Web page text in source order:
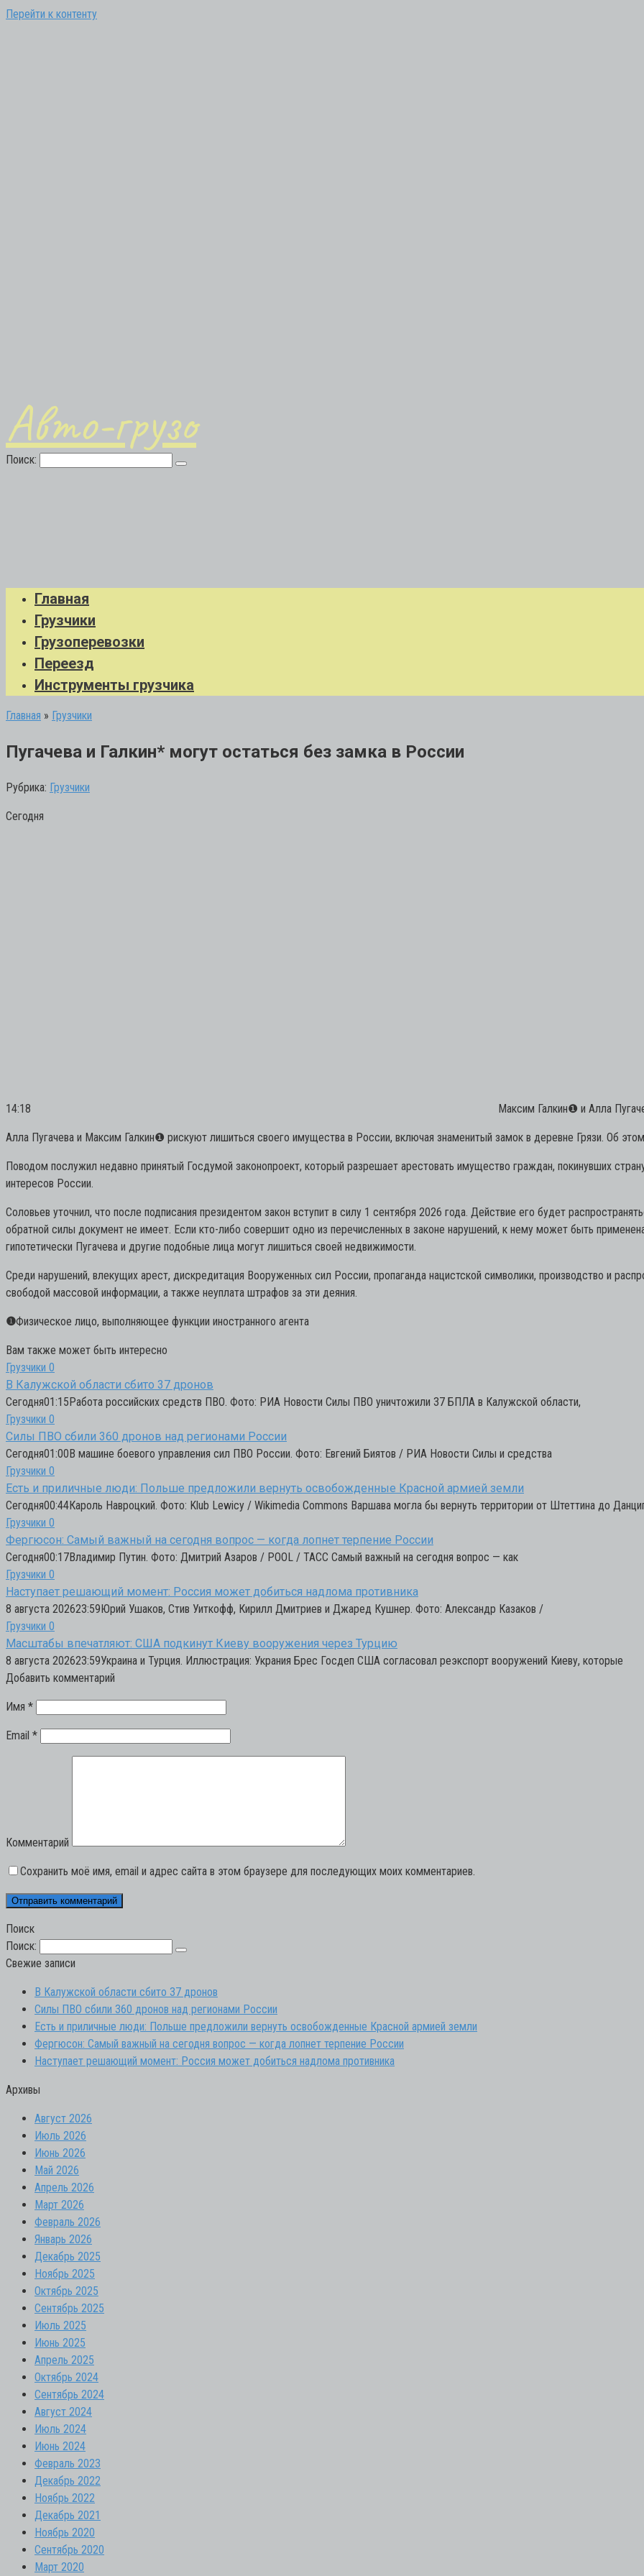
Перейти к контенту
Авто-грузо
Поиск:
Главная
Грузчики
Грузоперевозки
Переезд
Инструменты грузчика
Главная » Грузчики
Пугачева и Галкин* могут остаться без замка в России
Рубрика: Грузчики
Сегодня
14:18 Максим Галкин❶ и Алла
Алла Пугачева и Максим Галкин❶ рискуют лишиться своего имущества в России, включая знаменитый замок в деревне Грязи. Об
Поводом послужил недавно принятый Госдумой законопроект, который разрешает арестовать имущество граждан, покинувших
интересов России.
Соловьев уточнил, что после подписания президентом закон вступит в силу 1 сентября 2026 года. Действие его будет
обратной силы документ не имеет. Если кто-либо совершит одно из перечисленных в законе нарушений, к нему может быть
гипотетически Пугачева и другие подобные лица могут лишиться своей недвижимости.
Среди нарушений, влекущих арест, дискредитация Вооруженных сил России, пропаганда нацистской символики, производство и
свободой массовой информации, а также неуплата штрафов за эти деяния.
❶Физическое лицо, выполняющее функции иностранного агента
Вам также может быть интересно
Грузчики 0
В Калужской области сбито 37 дронов
Сегодня01:15Работа российских средств ПВО. Фото: РИА Новости Силы ПВО уничтожили 37 БПЛА в Калужской области,
Грузчики 0
Силы ПВО сбили 360 дронов над регионами России
Сегодня01:00В машине боевого управления сил ПВО России. Фото: Евгений Биятов / РИА Новости Силы и средства
Грузчики 0
Есть и приличные люди: Польше предложили вернуть освобожденные Красной армией земли
Сегодня00:44Кароль Навроцкий. Фото: Klub Lewicy / Wikimedia Commons Варшава могла бы вернуть территории от Штеттина до
Грузчики 0
Фергюсон: Самый важный на сегодня вопрос — когда лопнет терпение России
Сегодня00:17Владимир Путин. Фото: Дмитрий Азаров / POOL / ТАСС Самый важный на сегодня вопрос — как
Грузчики 0
Наступает решающий момент: Россия может добиться надлома противника
8 августа 202623:59Юрий Ушаков, Стив Уиткофф, Кирилл Дмитриев и Джаред Кушнер. Фото: Александр Казаков /
Грузчики 0
Масштабы впечатляют: США подкинут Киеву вооружения через Турцию
8 августа 202623:59Украина и Турция. Иллюстрация: Украния Брес Госдеп США согласовал реэкспорт вооружений Киеву, которые
Добавить комментарий
Имя *
Email *
Комментарий
Сохранить моё имя, email и адрес сайта в этом браузере для последующих моих комментариев.
Поиск
Поиск:
Свежие записи
В Калужской области сбито 37 дронов
Силы ПВО сбили 360 дронов над регионами России
Есть и приличные люди: Польше предложили вернуть освобожденные Красной армией земли
Фергюсон: Самый важный на сегодня вопрос — когда лопнет терпение России
Наступает решающий момент: Россия может добиться надлома противника
Архивы
Август 2026
Июль 2026
Июнь 2026
Май 2026
Апрель 2026
Март 2026
Февраль 2026
Январь 2026
Декабрь 2025
Ноябрь 2025
Октябрь 2025
Сентябрь 2025
Июль 2025
Июнь 2025
Апрель 2025
Октябрь 2024
Сентябрь 2024
Август 2024
Июль 2024
Июнь 2024
Февраль 2023
Декабрь 2022
Ноябрь 2022
Декабрь 2021
Ноябрь 2020
Сентябрь 2020
Март 2020